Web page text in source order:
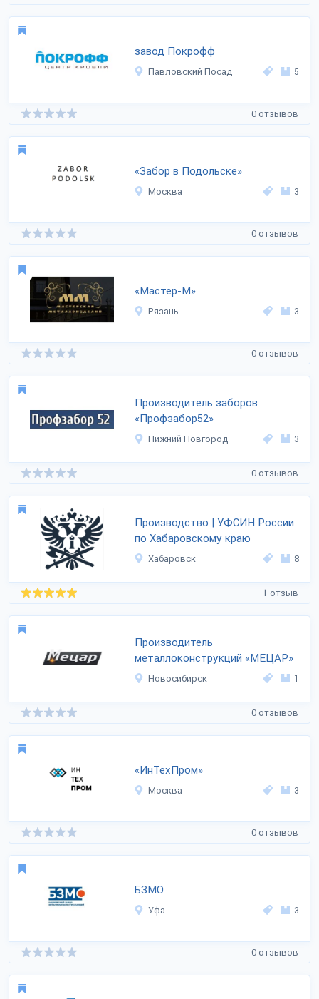
завод Покрофф
Павловский Посад 5
0 отзывов
«Забор в Подольске»
Москва 3
0 отзывов
«Мастер-М»
Рязань 3
0 отзывов
Производитель заборов
«Профзабор52»
Нижний Новгород 3
0 отзывов
Производство | УФСИН России
по Хабаровскому краю
Хабаровск 8
1 отзыв
Производитель
металлоконструкций «МЕЦАР»
Новосибирск 1
0 отзывов
«ИнТехПром»
Москва 3
0 отзывов
БЗМО
Уфа 3
0 отзывов